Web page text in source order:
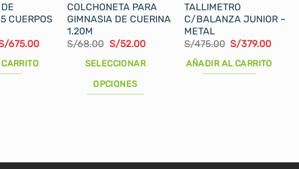
CUERPOS
original
675.00El
actual
COLCHONETA PARA
GIMNASIA DE CUERINA
1.20M
S/68.00 El
original
S/68.00.
S/52.00El
actual
SELECCIONAR
OPCIONES
variantes.
TALLIMETRO
C/BALANZA JUNIOR –
METAL
S/475.00 El
original
era:
S/379.00El
actual
AÑADIR AL CARRITO